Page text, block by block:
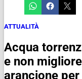
ATTUALITÀ
Acqua
e non
arancione